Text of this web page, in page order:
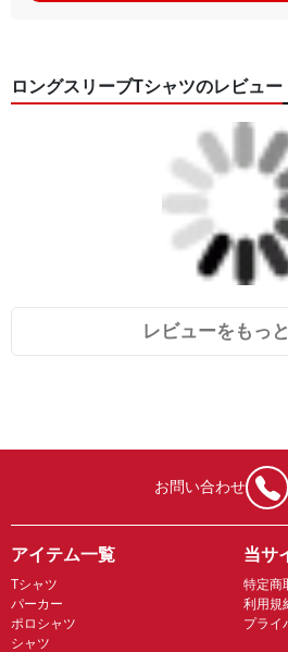
ロングスリーブTシャツのレビュー
レビューをもっ
お問い合わせ
アイテム一覧
Tシャツ
パーカー
ポロシャツ
シャツ
当サ
特定商
利用規
プライ